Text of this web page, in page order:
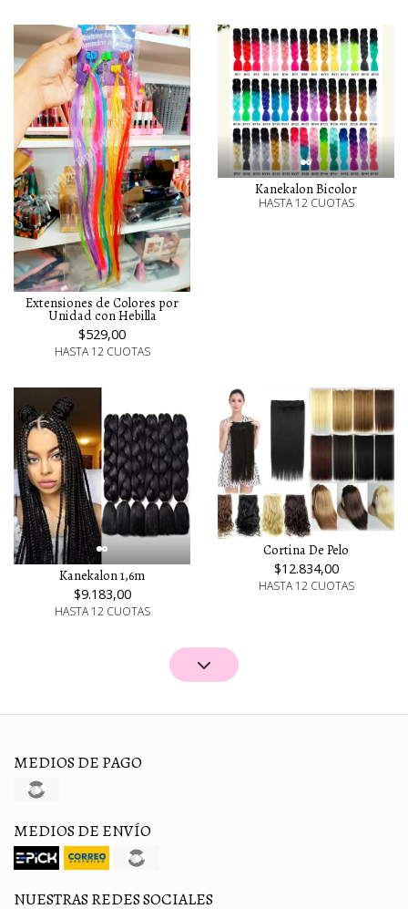
Extensiones de Colores por
Unidad con Hebilla
$529,00
HASTA 12 CUOTAS
Kanekalon Bicolor
HASTA 12 CUOTAS
Kanekalon 1,6m
$9.183,00
HASTA 12 CUOTAS
Cortina De Pelo
$12.834,00
HASTA 12 CUOTAS
MEDIOS DE PAGO
MEDIOS DE ENVÍO
NUESTRAS REDES SOCIALES